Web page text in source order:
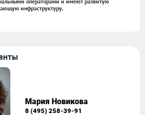
инфраструктуру.
Мария Новикова
8 (495) 258-39-91